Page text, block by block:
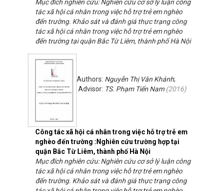
Mục đích nghiên cứu: Nghiên cứu cơ sở lý luận công
tác xã hội cá nhân trong việc hỗ trợ trẻ em nghèo
đến trường. Khảo sát và đánh giá thực trạng công
tác xã hội cá nhân trong việc hỗ trợ trẻ em nghèo
đến trường tại quận Bắc Từ Liêm, thành phố Hà Nội
Công tác xã hội cá nhân trong việc hỗ trợ trẻ em
nghèo đến trường :Nghiên cứu trường hợp tại
quận Bắc Từ Liêm, thành phố Hà Nội
Authors: Nguyễn Thị Vân Khánh;
Advisor: TS. Phạm Tiến Nam(2016)
Mục đích nghiên cứu: Nghiên cứu cơ sở lý luận công
tác xã hội cá nhân trong việc hỗ trợ trẻ em nghèo
đến trường. Khảo sát và đánh giá thực trạng công